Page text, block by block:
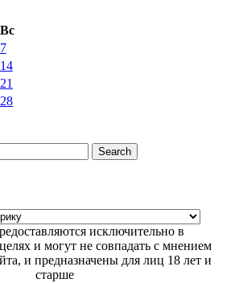
Вс
7
14
21
28
Search
исключительно в
и могут не совпадать с мнением
и предназначены для лиц 18 лет и
старше